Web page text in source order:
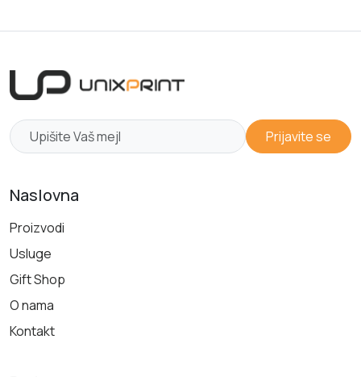
Prijavite se
Naslovna
Proizvodi
Usluge
Gift Shop
O nama
Kontakt